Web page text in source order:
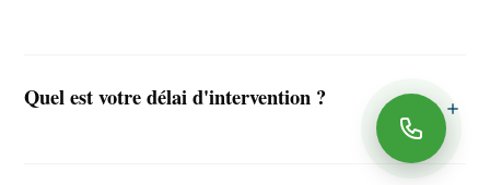
Quel est votre délai d'intervention ?
Nous nous engageons à intervenir sous 48 heures pour